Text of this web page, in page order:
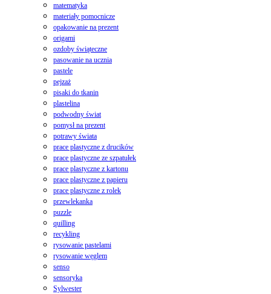
matematyka
materiały pomocnicze
opakowanie na prezent
origami
ozdoby świąteczne
pasowanie na ucznia
pastele
pejzaż
pisaki do tkanin
plastelina
podwodny świat
pomysł na prezent
potrawy świata
prace plastyczne z drucików
prace plastyczne ze szpatułek
prace plastyczne z kartonu
prace plastyczne z papieru
prace plastyczne z rolek
przewlekanka
puzzle
quilling
recykling
rysowanie pastelami
rysowanie węglem
senso
sensoryka
Sylwester